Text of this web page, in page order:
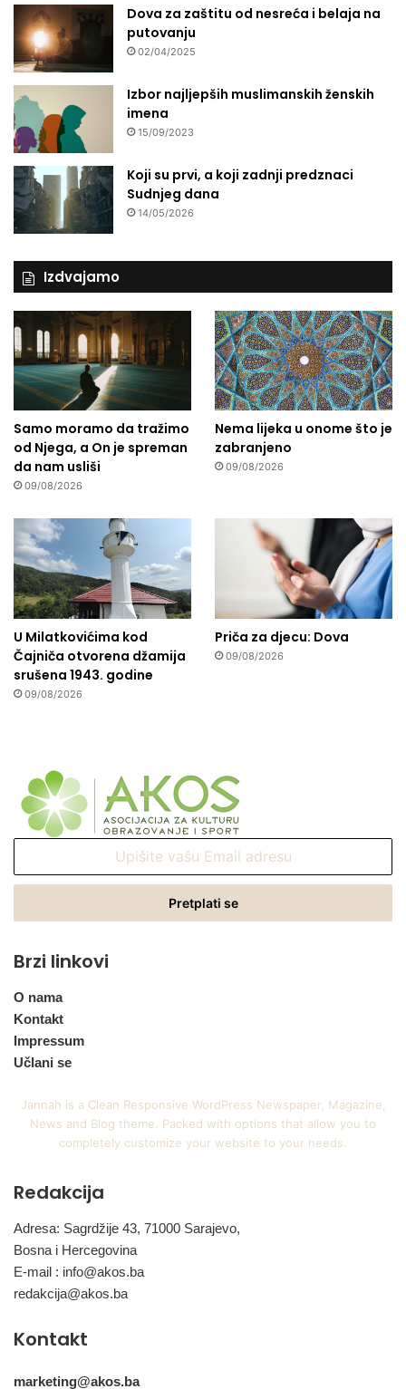
Dova za zaštitu od nesreća i belaja na
putovanju
02/04/2025
Izbor najljepših muslimanskih ženskih
imena
15/09/2023
Koji su prvi, a koji zadnji predznaci
Sudnjeg dana
14/05/2026
Izdvajamo
Samo moramo da tražimo
od Njega, a On je spreman
da nam usliši
09/08/2026
Nema lijeka u onome što je
zabranjeno
09/08/2026
U Milatkovićima kod
Čajniča otvorena džamija
srušena 1943. godine
09/08/2026
Priča za djecu: Dova
09/08/2026
Email
Brzi linkovi
O nama
Kontakt
Impressum
Učlani se
Jannah is a Clean Responsive WordPress Newspaper, Magazine,
News and Blog theme. Packed with options that allow you to
completely customize your website to your needs.
Redakcija
Adresa: Sagrdžije 43, 71000 Sarajevo,
Bosna i Hercegovina
E-mail : info@akos.ba
redakcija@akos.ba
Kontakt
marketing@akos.ba